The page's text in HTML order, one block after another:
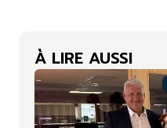
À LIRE AUSSI